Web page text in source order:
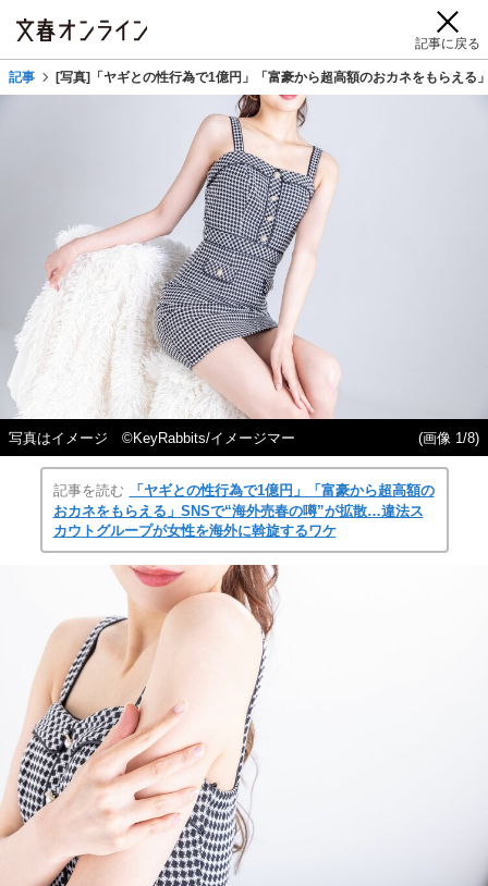
記事に戻る
記事 [写真]「ヤギとの性行為で1億円」「富豪から超高額のおカネをもらえ
写真はイメージ ©KeyRabbits/イメージマー (画像 1/8)
記事を読む
「ヤギとの性行為で1億円」「富豪から超高額の
おカネをもらえる」SNSで“海外売春の噂”が拡散…違法ス
カウトグループが女性を海外に斡旋するワケ